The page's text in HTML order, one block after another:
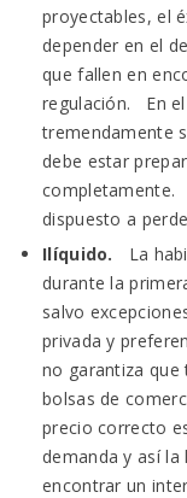
proyectables, el
depender en el
que fallen en
regulación. En
tremendamente
debe estar
completamente.
dispuesto a
Ilíquido.
La
durante la
salvo
privada y
no garantiza que
bolsas de
precio correcto
demanda y así
encontrar un